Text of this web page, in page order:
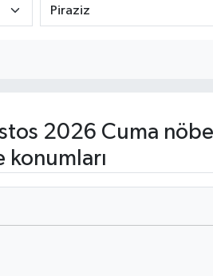
2026 Cuma
konumları